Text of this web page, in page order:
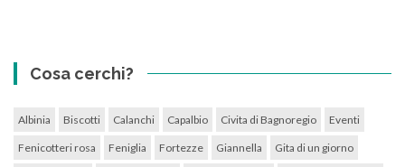
Cosa cerchi?
Albinia Biscotti Calanchi Capalbio Civita di Bagnoregio Eventi
Fenicotteri rosa Feniglia Fortezze Giannella Gita di un giorno